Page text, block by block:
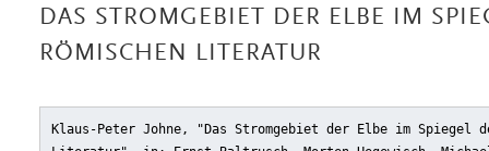
DAS STROMGEBIET DER ELBE IM
RÖMISCHEN LITERATUR
Klaus-Peter Johne, "Das Stromgebiet der Elbe im Spiegel